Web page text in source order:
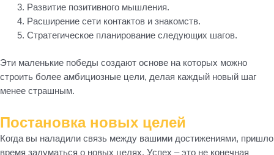
Развитие позитивного мышления.
Расширение сети контактов и знакомств.
Стратегическое планирование следующих шагов.
Эти маленькие победы создают основе на которых можно
строить более амбициозные цели, делая каждый новый шаг
менее страшным.
Постановка новых целей
Когда вы наладили связь между вашими достижениями, пришло
время задуматься о новых целях. Успех – это не конечная